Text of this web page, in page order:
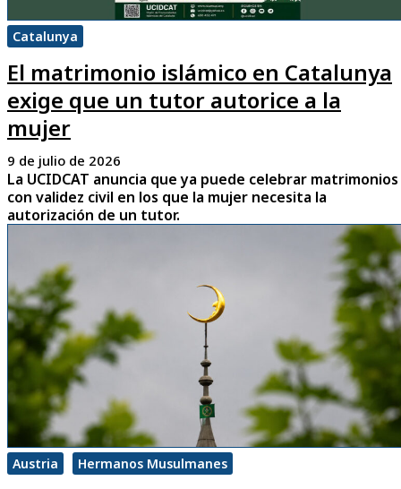
Catalunya
El matrimonio islámico en Catalunya
exige que un tutor autorice a la
mujer
9 de julio de 2026
La UCIDCAT anuncia que ya puede celebrar matrimonios
con validez civil en los que la mujer necesita la
autorización de un tutor.
Austria Hermanos Musulmanes